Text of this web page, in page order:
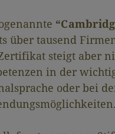
über tausend
steigt aber
in der
oder bei